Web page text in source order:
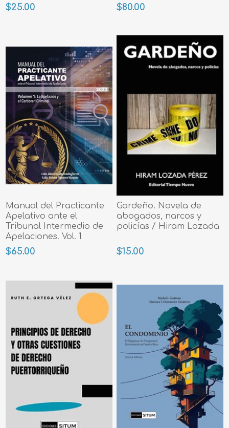
$25.00 $80.00
Manual del Practicante
Apelativo ante el
Tribunal Intermedio de
Apelaciones. Vol. 1
$65.00
Gardeño. Novela de
abogados, narcos y
policías / Hiram Lozada
$15.00